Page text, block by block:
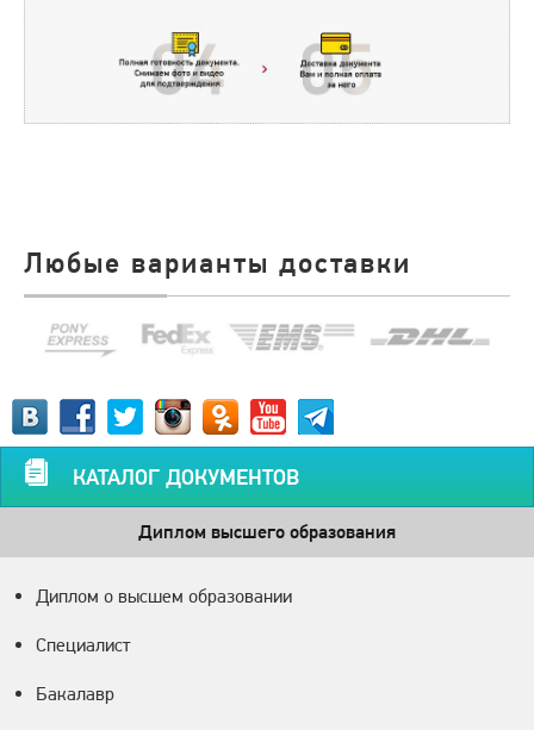
Любые варианты доставки
КАТАЛОГ ДОКУМЕНТОВ
Диплом высшего образования
Диплом о высшем образовании
Специалист
Бакалавр